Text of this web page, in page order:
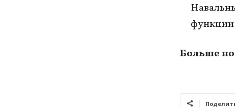
функции
Больше